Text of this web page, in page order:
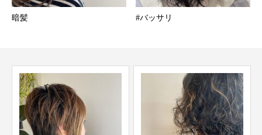
暗髪 #バッサリ